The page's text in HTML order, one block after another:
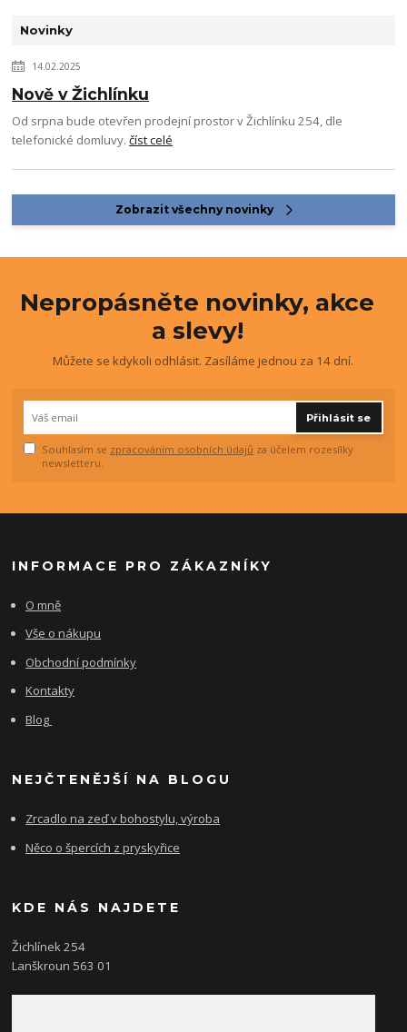
Novinky
14.02.2025
Nově v Žichlínku
Od srpna bude otevřen prodejní prostor v Žichlínku 254, dle
telefonické domluvy.číst celé
Zobrazit všechny novinky
Nepropásněte novinky, akce
a slevy!
Můžete se kdykoli odhlásit. Zasíláme jednou za 14 dní.
Přihlásit se
Souhlasím se zpracováním osobních údajů za účelem rozesílky
newsletteru.
INFORMACE PRO ZÁKAZNÍKY
O mně
Vše o nákupu
Obchodní podmínky
Kontakty
Blog
NEJČTENĚJŠÍ NA BLOGU
Zrcadlo na zeď v bohostylu, výroba
Něco o špercích z pryskyřice
KDE NÁS NAJDETE
Žichlínek 254
Lanškroun 563 01